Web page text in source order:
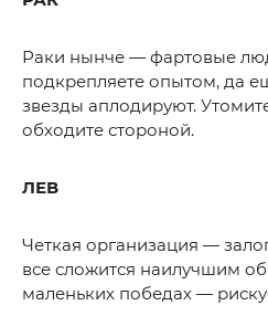
Раки нынче — фартовые
подкрепляете опытом, да
звезды аплодируют.
обходите стороной.
ЛЕВ
Четкая организация —
все сложится наилучшим
маленьких победах —